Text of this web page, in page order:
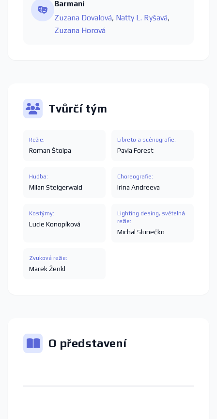
Barmani
Zuzana Dovalová, Natty L. Ryšavá,
Zuzana Horová
Tvůrčí tým
Režie:
Roman Štolpa
Libreto a scénografie:
Pavla Forest
Hudba:
Milan Steigerwald
Choreografie:
Irina Andreeva
Kostýmy:
Lucie Konopíková
Lighting desing, světelná
režie:
Michal Slunečko
Zvuková režie:
Marek Ženkl
O představení